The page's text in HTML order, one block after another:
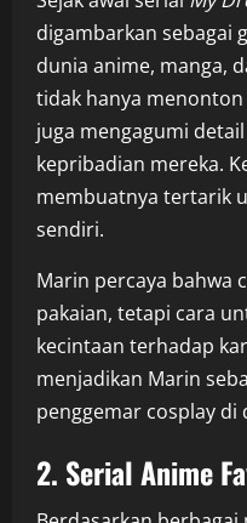
digambarkan sebagai
dunia anime, manga,
tidak hanya
juga mengagumi
kepribadian mereka.
membuatnya tertarik
sendiri.
Marin percaya bahwa
pakaian, tetapi cara
kecintaan terhadap
menjadikan Marin
penggemar cosplay di
2. Serial Anime